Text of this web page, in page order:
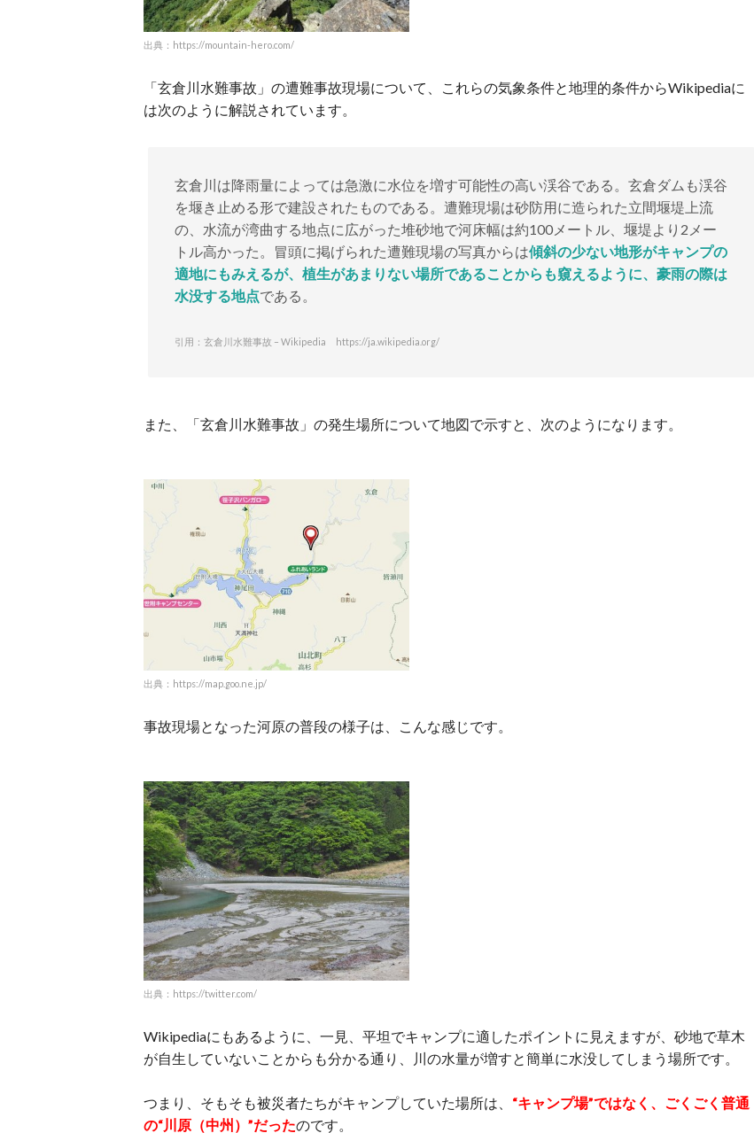
出典：https://mountain-hero.com/
「玄倉川水難事故」の遭難事故現場について、これらの気象条件と地理的条件からWikipediaに
は次のように解説されています。
玄倉川は降雨量によっては急激に水位を増す可能性の高い渓谷である。玄倉ダムも渓谷
を堰き止める形で建設されたものである。遭難現場は砂防用に造られた立間堰堤上流
の、水流が湾曲する地点に広がった堆砂地で河床幅は約100メートル、堰堤より2メー
トル高かった。冒頭に掲げられた遭難現場の写真からは傾斜の少ない地形がキャンプの
適地にもみえるが、植生があまりない場所であることからも窺えるように、豪雨の際は
水没する地点である。
引用：玄倉川水難事故 – Wikipedia https://ja.wikipedia.org/
また、「玄倉川水難事故」の発生場所について地図で示すと、次のようになります。
出典：https://map.goo.ne.jp/
事故現場となった河原の普段の様子は、こんな感じです。
出典：https://twitter.com/
Wikipediaにもあるように、一見、平坦でキャンプに適したポイントに見えますが、砂地で草木
が自生していないことからも分かる通り、川の水量が増すと簡単に水没してしまう場所です。
つまり、そもそも被災者たちがキャンプしていた場所は、 “キャンプ場”ではなく、ごくごく普通
の“川原（中州）”だったのです。